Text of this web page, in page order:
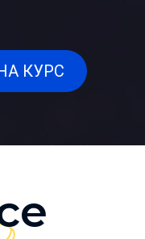
КУРС